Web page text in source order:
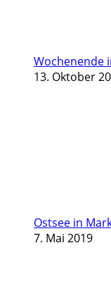
Wochenende
13. Oktober
Ostsee in
7. Mai 2019